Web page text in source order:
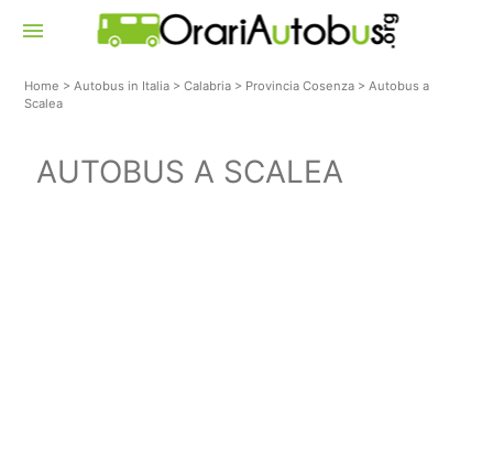
menu
Home >Autobus in Italia >Calabria > Provincia Cosenza >Autobus a
Scalea
AUTOBUS A SCALEA